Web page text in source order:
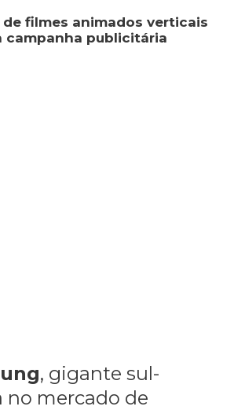
de filmes animados verticais
campanha publicitária
, gigante sul-
no mercado de